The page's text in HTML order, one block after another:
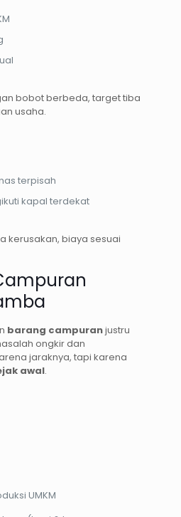
bobot berbeda, target tiba
usaha.
terpisah
kapal terdekat
kerusakan, biaya sesuai
barang campuranjustru
ongkir dan
jaraknya, tapi karena
awal.
UMKM